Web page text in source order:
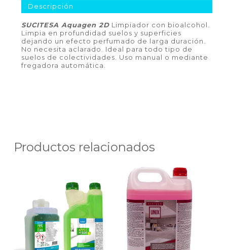
Descripción
SUCITESA Aquagen 2DLimpiador con bioalcohol.
Limpia en profundidad suelos y superficies
dejando un efecto perfumado de larga duración.
No necesita aclarado. Ideal para todo tipo de
suelos de colectividades. Uso manual o mediante
fregadora automática.
Productos relacionados